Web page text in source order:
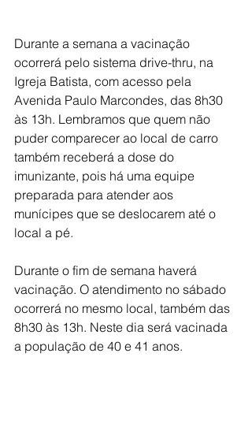
Durante a semana a vacinação
ocorrerá pelo sistema drive-thru, na
Igreja Batista, com acesso pela
Avenida Paulo Marcondes, das 8h30
às 13h. Lembramos que quem não
puder comparecer ao local de carro
também receberá a dose do
imunizante, pois há uma equipe
preparada para atender aos
munícipes que se deslocarem até o
local a pé.
Durante o fim de semana haverá
vacinação. O atendimento no sábado
ocorrerá no mesmo local, também das
8h30 às 13h. Neste dia será vacinada
a população de 40 e 41 anos.